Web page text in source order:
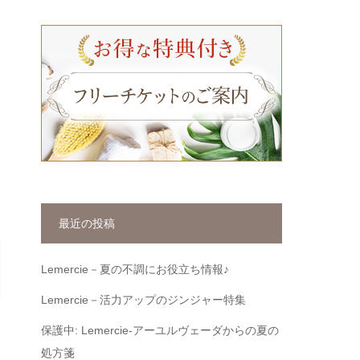
最近の投稿
Lemercie－夏の不調にお役立ち情報♪
Lemercie－活力アップのジンジャー特集
保護中: Lemercie-アーユルヴェーダからの夏の
処方箋